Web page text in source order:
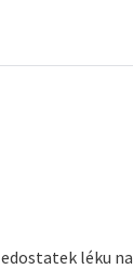
léku na